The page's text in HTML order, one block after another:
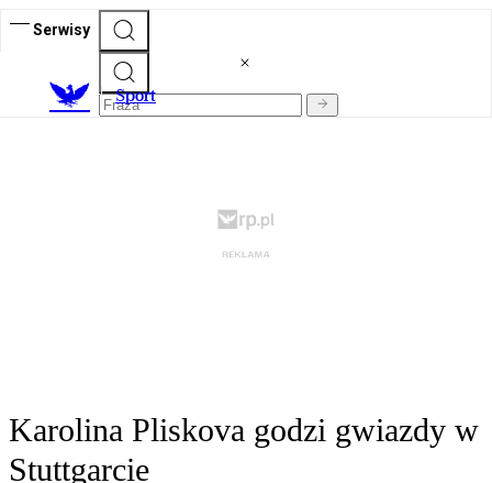
Serwisy
Sport
Karolina Pliskova godzi gwiazdy w
Stuttgarcie